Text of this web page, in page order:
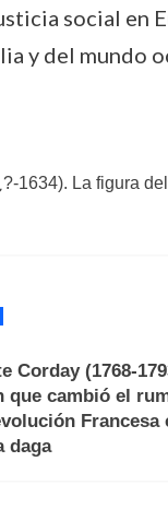
social en
y del mundo
1634). La figura
Corday (1768-
que cambió el
Francesa
daga